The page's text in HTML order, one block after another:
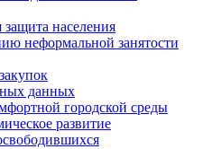
населения
неформальной занятости
данных
городской среды
развитие